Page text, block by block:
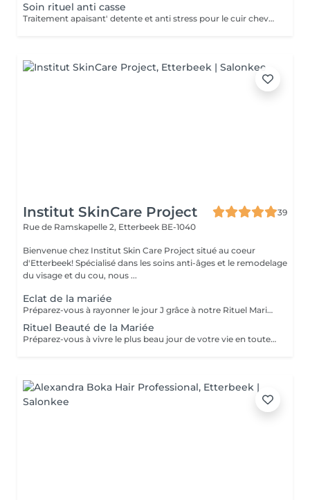
Soin rituel anti casse
Traitement apaisant' detente et anti stress pour le cuir chevelu. - cuir chevelu sec - cuir chevelu irrites Veuillez toujours ajouter le service brushing ou coupe brushing.. nous travaillons uniquement en service complet.nous ne faisons pas de service a la carte ni de sechage naturel. Nous terminons par'un brushing pour mettre en valeur notre travail Les prix sur le site sont detailles par service Pour les Messieurs, ajouter la coupe Duree 1 mois selon chaque personne Sî le cuir chevelu est tres irrite, renouveller plus regulierement puis entretener'chaque mois - demengeaisons Exfoliant; massage du cuir chevelu, soin hydratant moussant intense pour apaiser le cuir chevelu,et lotion fluide sans rincage Objectif: - Retrouver un cuir chevelu souple, apaiser, purifier pour permettre aux cheveux de bien pousser en epaisseur et obtenir beaucoup de brillance. - Pour vous detendre suite aux stress quotidien Venez vous detendre et chouchouter au salon
Institut SkinCare Project
39
Rue de Ramskapelle 2, Etterbeek BE-1040
Bienvenue chez Institut Skin Care Project situé au coeur
d'Etterbeek! Spécialisé dans les soins anti-âges et le remodelage
du visage et du cou, nous ...
Eclat de la mariée
Préparez-vous à rayonner le jour J grâce à notre Rituel Mariée Élégance. Ce forfait réunit une manucure, une pédicure, une pose de semi-permanent épilation sourcils et lèvre supérieur et un maquillage professionnel pour une mise en beauté complète. Une prestation pensée pour sublimer votre beauté naturelle, vous offrir un moment de détente et vous permettre d'aborder votre mariage en toute sérénité.
Rituel Beauté de la Mariée
Préparez-vous à vivre le plus beau jour de votre vie en toute sérénité. Ce forfait réunit un peeling Glow Skin, une manucure, une pédicure et une pose de semi-permanent pour révéler votre beauté naturelle. Un véritable moment de détente et de mise en beauté pour une peau éclatante, des mains et des pieds impeccables le jour J. Les soins peuvent se planifier sur plusieurs jours.